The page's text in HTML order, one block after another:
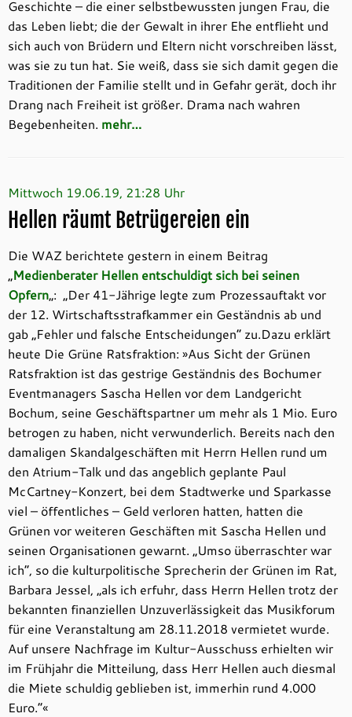
Geschichte – die einer selbstbewussten jungen Frau, die
das Leben liebt; die der Gewalt in ihrer Ehe entflieht und
sich auch von Brüdern und Eltern nicht vorschreiben lässt,
was sie zu tun hat. Sie weiß, dass sie sich damit gegen die
Traditionen der Familie stellt und in Gefahr gerät, doch ihr
Drang nach Freiheit ist größer. Drama nach wahren
Begebenheiten. mehr…
Mittwoch 19.06.19, 21:28 Uhr
Hellen räumt Betrügereien ein
Die WAZ berichtete gestern in einem Beitrag
„Medienberater Hellen entschuldigt sich bei seinen
Opfern„: „Der 41-Jährige legte zum Prozessauftakt vor
der 12. Wirtschaftsstrafkammer ein Geständnis ab und
gab „Fehler und falsche Entscheidungen“ zu.Dazu erklärt
heute Die Grüne Ratsfraktion: »Aus Sicht der Grünen
Ratsfraktion ist das gestrige Geständnis des Bochumer
Eventmanagers Sascha Hellen vor dem Landgericht
Bochum, seine Geschäftspartner um mehr als 1 Mio. Euro
betrogen zu haben, nicht verwunderlich. Bereits nach den
damaligen Skandalgeschäften mit Herrn Hellen rund um
den Atrium-Talk und das angeblich geplante Paul
McCartney-Konzert, bei dem Stadtwerke und Sparkasse
viel – öffentliches – Geld verloren hatten, hatten die
Grünen vor weiteren Geschäften mit Sascha Hellen und
seinen Organisationen gewarnt. „Umso überraschter war
ich“, so die kulturpolitische Sprecherin der Grünen im Rat,
Barbara Jessel, „als ich erfuhr, dass Herrn Hellen trotz der
bekannten finanziellen Unzuverlässigkeit das Musikforum
für eine Veranstaltung am 28.11.2018 vermietet wurde.
Auf unsere Nachfrage im Kultur-Ausschuss erhielten wir
im Frühjahr die Mitteilung, dass Herr Hellen auch diesmal
die Miete schuldig geblieben ist, immerhin rund 4.000
Euro.“«